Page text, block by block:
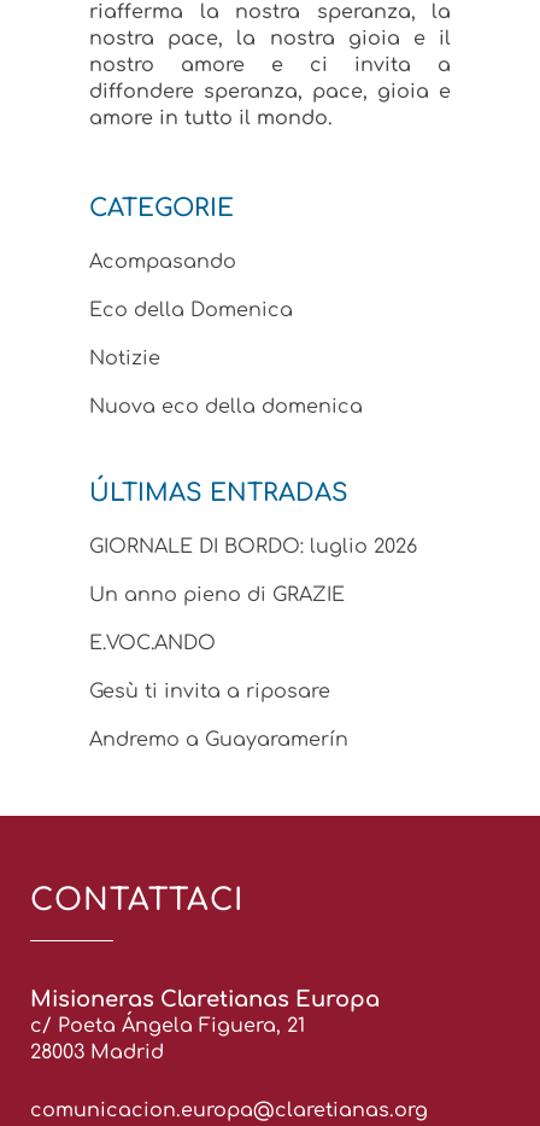
riafferma la nostra speranza, la
nostra pace, la nostra gioia e il
nostro amore e ci invita a
diffondere speranza, pace, gioia e
amore in tutto il mondo.
CATEGORIE
Acompasando
Eco della Domenica
Notizie
Nuova eco della domenica
ÚLTIMAS ENTRADAS
GIORNALE DI BORDO: luglio 2026
Un anno pieno di GRAZIE
E.VOC.ANDO
Gesù ti invita a riposare
Andremo a Guayaramerín
CONTATTACI
Misioneras Claretianas Europa
c/ Poeta Ángela Figuera, 21
28003 Madrid
comunicacion.europa@claretianas.org